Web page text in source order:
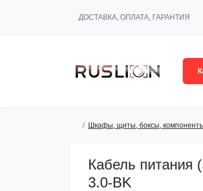
ДОСТАВКА, ОПЛАТА, ГАРАНТИЯ
Шкафы, щиты, боксы,
Кабель питания
3.0-BK